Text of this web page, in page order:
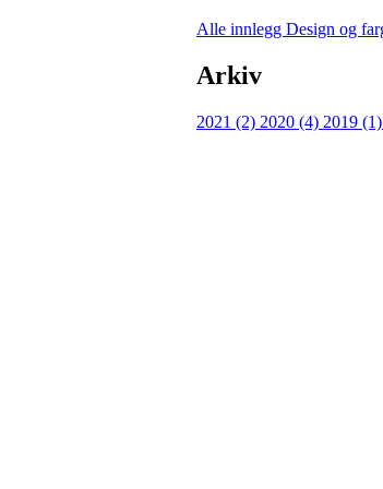
Alle innlegg Design og
Arkiv
2021 (2) 2020 (4) 2019 (1)